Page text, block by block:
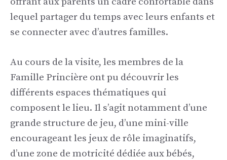
lequel partager du temps avec leurs enfants et
se connecter avec d’autres familles.
Au cours de la visite, les membres de la
Famille Princière ont pu découvrir les
différents espaces thématiques qui
composent le lieu. Il s’agit notamment d’une
grande structure de jeu, d’une mini-ville
encourageant les jeux de rôle imaginatifs,
d’une zone de motricité dédiée aux bébés,